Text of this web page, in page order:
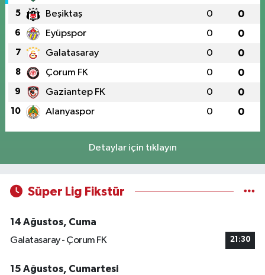
5 Beşiktaş 0 0
6 Eyüpspor 0 0
7 Galatasaray 0 0
8 Çorum FK 0 0
9 Gaziantep FK 0 0
10 Alanyaspor 0 0
Detaylar için tıklayın
Süper Lig Fikstür
14 Ağustos, Cuma
Galatasaray - Çorum FK
21:30
15 Ağustos, Cumartesi